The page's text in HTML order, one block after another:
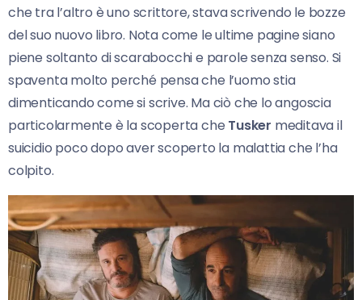
che tra l’altro è uno scrittore, stava scrivendo le bozze
del suo nuovo libro. Nota come le ultime pagine siano
piene soltanto di scarabocchi e parole senza senso. Si
spaventa molto perché pensa che l’uomo stia
dimenticando come si scrive. Ma ciò che lo angoscia
particolarmente è la scoperta che Tusker meditava il
suicidio poco dopo aver scoperto la malattia che l’ha
colpito.